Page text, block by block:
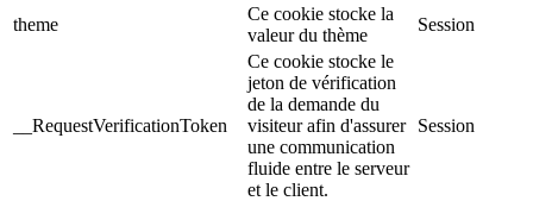
theme
Ce cookie stocke la
valeur du thème
Session
__RequestVerificationToken
Ce cookie stocke le
jeton de vérification
de la demande du
visiteur afin d'assurer
une communication
fluide entre le serveur
et le client.
Session